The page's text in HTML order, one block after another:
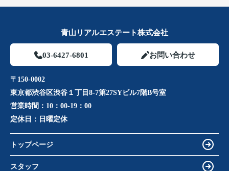
青山リアルエステート株式会社
03-6427-6801 お問い合わせ
〒150-0002
東京都渋谷区渋谷１丁目8-7第27SYビル7階B号室
営業時間： 10：00-19：00
定休日： 日曜定休
トップページ
スタッフ